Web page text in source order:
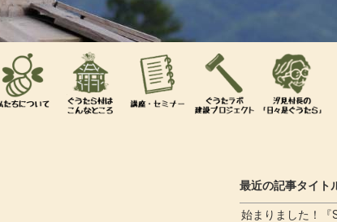
最近の記事タイト
始まりました！『